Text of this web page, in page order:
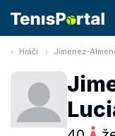
Hráči Jimenez-